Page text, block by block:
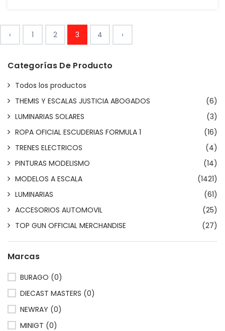
‹ 1 2 3 4 ›
Categorías De Producto
Todos los productos
THEMIS Y ESCALAS JUSTICIA ABOGADOS
(6)
LUMINARIAS SOLARES
(3)
ROPA OFICIAL ESCUDERIAS FORMULA 1
(16)
TRENES ELECTRICOS
(4)
PINTURAS MODELISMO
(14)
MODELOS A ESCALA
(1421)
LUMINARIAS
(61)
ACCESORIOS AUTOMOVIL
(25)
TOP GUN OFFICIAL MERCHANDISE
(27)
Marcas
BURAGO (0)
DIECAST MASTERS (0)
NEWRAY (0)
MINIGT (0)